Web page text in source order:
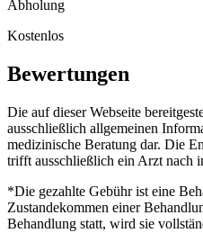
Abholung
Kostenlos
Bewertungen
Die auf dieser Webseite
ausschließlich allgemeinen
medizinische Beratung dar. Die
trifft ausschließlich ein Arzt nach
*Die gezahlte Gebühr ist eine
Zustandekommen einer
Behandlung statt, wird sie